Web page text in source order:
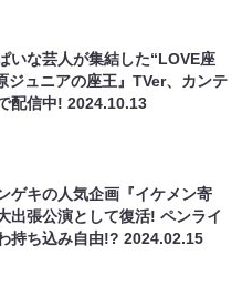
いな芸人が集結した“LOVE座
ジュニアの座王』TVer、カンテ
配信中!2024.10.13
ゲキの人気企画『イケメン寄
出張公演として復活! ペンライ
持ち込み自由!?2024.02.15